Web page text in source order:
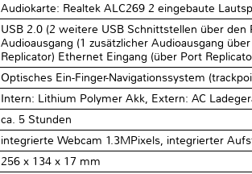
Audiokarte: Realtek ALC269 2 eingebaute
USB 2.0 (2 weitere USB Schnittstellen über den
Audioausgang (1 zusätzlicher Audioausgang
Replicator) Ethernet Eingang (über Port
Optisches Ein-Finger-Navigationssystem
Intern: Lithium Polymer Akk, Extern: AC
ca. 5 Stunden
integrierte Webcam 1.3MPixels, integrierter
256 x 134 x 17 mm